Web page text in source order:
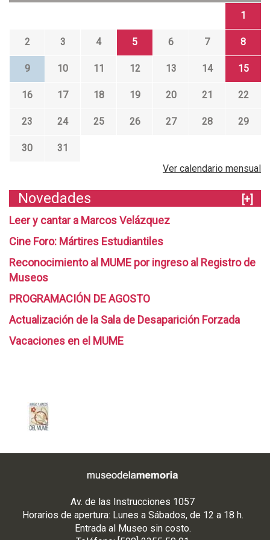
1
2 3 4 5 6 7 8
9 10 11 12 13 14 15
16 17 18 19 20 21 22
23 24 25 26 27 28 29
30
31
Ver calendario mensual
Novedades
[+]
Leer y cantar a Marcos Velázquez
Cine Foro: Mártires Estudiantiles
Reconocimiento al MUME por ingreso al Registro de
Museos
PROGRAMACIÓN DE AGOSTO
Actualización de la Sala de Desaparición Forzada
Vacaciones en el MUME
Av. de las Instrucciones 1057
Horarios de apertura: Lunes a Sábados, de 12 a 18 h.
Entrada al Museo sin costo.